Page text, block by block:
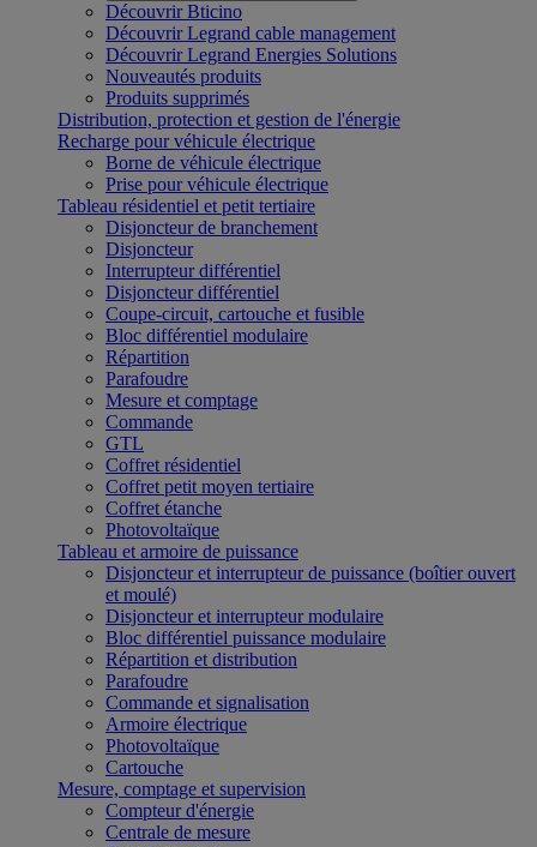
Découvrir Bticino
Découvrir Legrand cable management
Découvrir Legrand Energies Solutions
Nouveautés produits
Produits supprimés
Distribution, protection et gestion de l'énergie
Recharge pour véhicule électrique
Borne de véhicule électrique
Prise pour véhicule électrique
Tableau résidentiel et petit tertiaire
Disjoncteur de branchement
Disjoncteur
Interrupteur différentiel
Disjoncteur différentiel
Coupe-circuit, cartouche et fusible
Bloc différentiel modulaire
Répartition
Parafoudre
Mesure et comptage
Commande
GTL
Coffret résidentiel
Coffret petit moyen tertiaire
Coffret étanche
Photovoltaïque
Tableau et armoire de puissance
Disjoncteur et interrupteur de puissance (boîtier ouvert
et moulé)
Disjoncteur et interrupteur modulaire
Bloc différentiel puissance modulaire
Répartition et distribution
Parafoudre
Commande et signalisation
Armoire électrique
Photovoltaïque
Cartouche
Mesure, comptage et supervision
Compteur d'énergie
Centrale de mesure